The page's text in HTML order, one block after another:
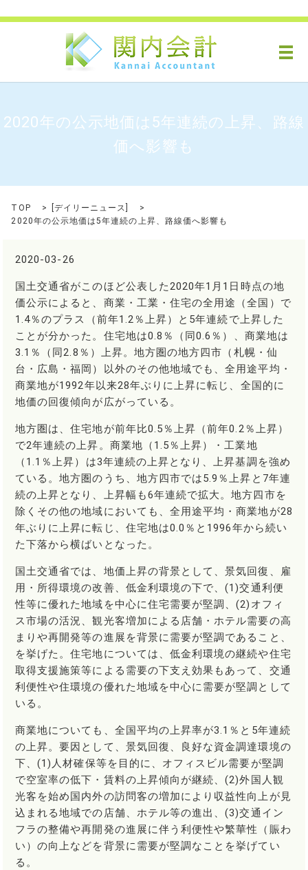
メ
2020年の公示地価は5年連続の上昇、路線
価へ影響も
TOP デイリーニュース
2020年の公示地価は5年連続の上昇、路線価へ影響も
2020-03-26
国土交通省がこのほど公表した2020年1月1日時点の地
価公示によると、商業・工業・住宅の全用途（全国）で
1.4％のプラス（前年1.2％上昇）と5年連続で上昇した
ことが分かった。住宅地は0.8％（同0.6％）、商業地は
3.1％（同2.8％）上昇。地方圏の地方四市（札幌・仙
台・広島・福岡）以外のその他地域でも、全用途平均・
商業地が1992年以来28年ぶりに上昇に転じ、全国的に
地価の回復傾向が広がっている。
地方圏は、住宅地が前年比0.5％上昇（前年0.2％上昇）
で2年連続の上昇。商業地（1.5％上昇）・工業地
（1.1％上昇）は3年連続の上昇となり、上昇基調を強め
ている。地方圏のうち、地方四市では5.9％上昇と7年連
続の上昇となり、上昇幅も6年連続で拡大。地方四市を
除くその他の地域においても、全用途平均・商業地が28
年ぶりに上昇に転じ、住宅地は0.0％と1996年から続い
た下落から横ばいとなった。
国土交通省では、地価上昇の背景として、景気回復、雇
用・所得環境の改善、低金利環境の下で、(1)交通利便
性等に優れた地域を中心に住宅需要が堅調、(2)オフィ
ス市場の活況、観光客増加による店舗・ホテル需要の高
まりや再開発等の進展を背景に需要が堅調であること、
を挙げた。住宅地については、低金利環境の継続や住宅
取得支援施策等による需要の下支え効果もあって、交通
利便性や住環境の優れた地域を中心に需要が堅調として
いる。
商業地についても、全国平均の上昇率が3.1％と5年連続
の上昇。要因として、景気回復、良好な資金調達環境の
下、(1)人材確保等を目的に、オフィスビル需要が堅調
で空室率の低下・賃料の上昇傾向が継続、(2)外国人観
光客を始め国内外の訪問客の増加により収益性向上が見
込まれる地域での店舗、ホテル等の進出、(3)交通イン
フラの整備や再開発の進展に伴う利便性や繁華性（賑わ
い）の向上などを背景に需要が堅調なことを挙げてい
る。